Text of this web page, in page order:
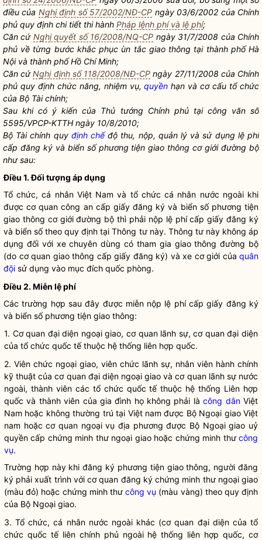
điều của Nghị định số 57/2002/NĐ-CP ngày 03/6/2002 của Chính
phủ quy định chi tiết thi hành Pháp lệnh phí và lệ phí;
Căn cứ Nghị quyết số 16/2008/NQ-CP ngày 31/7/2008 của Chính
phủ về từng bước khắc phục ùn tắc giao thông tại thành phố Hà
Nội và thành phố Hồ Chí Minh;
Căn cứNghị định số 118/2008/NĐ-CP ngày 27/11/2008 của Chính
phủ quy định chức năng, nhiệm vụ,quyền hạn và cơ cấu tổ chức
của Bộ Tài chính;
Sau khi có ý kiến của Thủ tướng Chính phủ tại công văn số
5595/VPCP-KTTH ngày 10/8/2010;
Bộ Tài chính quy định chếđộ thu, nộp, quản lý và sử dụng lệ phí
cấp đăng ký và biển sốphương tiện giao thông cơ giới đường bộ
như sau:
Điều 1. Đối tượng áp dụng
Tổ chức, cá nhân Việt Nam và tổ chức cá nhân nước ngoài khi
được cơ quan công an cấp giấy đăng ký và biển số phương tiện
giao thông cơ giới đường bộ thì phải nộp lệ phí cấp giấy đăng ký
và biển số theo quy định tại Thông tư này. Thông tư này không áp
dụng đối với xe chuyên dùng có tham gia giao thông đường bộ
(do cơ quan giao thông cấp giấy đăng ký) và xe cơ giới của quân
đội sử dụng vào mục đích quốc phòng.
Điều 2. Miễn lệ phí
Các trường hợp sau đây được miễn nộp lệ phí cấp giấy đăng ký
và biển số phương tiện giao thông:
1. Cơ quan đại diện ngoại giao, cơ quan lãnh sự, cơ quan đại diện
của tổ chức quốc tế thuộc hệ thống liên hợp quốc.
2. Viên chức ngoại giao, viên chức lãnh sự, nhân viên hành chính
kỹ thuật của cơ quan đại diện ngoại giao và cơ quan lãnh sự nước
ngoài, thành viên các tổ chức quốc tế thuộc hệ thống Liên hợp
quốc và thành viên của gia đình họ không phải làcông dânViệt
Nam hoặc không thường trú tại Việt nam được Bộ Ngoại giao Việt
nam hoặc cơ quan ngoại vụ địa phương được Bộ Ngoại giao uỷ
quyền cấp chứng minh thư ngoại giao hoặc chứng minh thư công
vụ.
Trường hợp này khi đăng ký phương tiện giao thông, người đăng
ký phải xuất trình với cơ quan đăng ký chứng minh thư ngoại giao
(màu đỏ) hoặc chứng minh thư công vụ (màu vàng) theo quy định
của Bộ Ngoại giao.
3. Tổ chức, cá nhân nước ngoài khác (cơ quan đại diện của tổ
chức quốc tế liên chính phủ ngoài hệ thống liên hợp quốc, cơ